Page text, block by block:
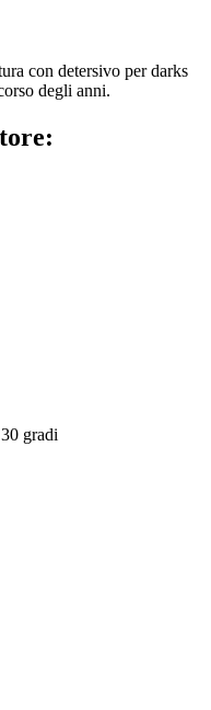
con detersivo per darks
degli anni.
gradi